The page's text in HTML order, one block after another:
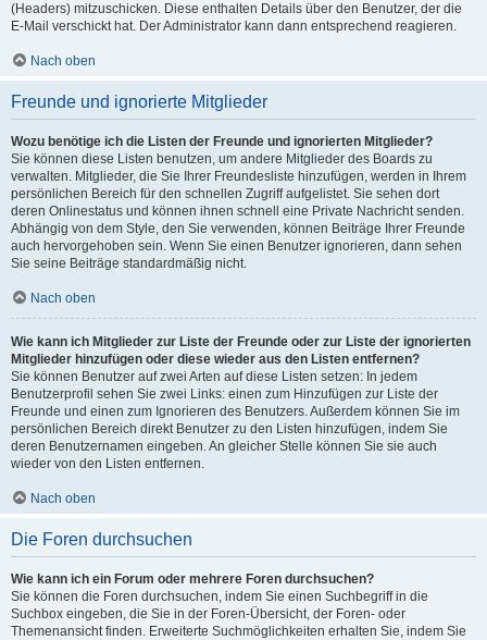
(Headers) mitzuschicken. Diese enthalten Details über den Benutzer, der die
E-Mail verschickt hat. Der Administrator kann dann entsprechend reagieren.
Nach oben
Freunde und ignorierte Mitglieder
Wozu benötige ich die Listen der Freunde und ignorierten Mitglieder?
Sie können diese Listen benutzen, um andere Mitglieder des Boards zu
verwalten. Mitglieder, die Sie Ihrer Freundesliste hinzufügen, werden in Ihrem
persönlichen Bereich für den schnellen Zugriff aufgelistet. Sie sehen dort
deren Onlinestatus und können ihnen schnell eine Private Nachricht senden.
Abhängig von dem Style, den Sie verwenden, können Beiträge Ihrer Freunde
auch hervorgehoben sein. Wenn Sie einen Benutzer ignorieren, dann sehen
Sie seine Beiträge standardmäßig nicht.
Nach oben
Wie kann ich Mitglieder zur Liste der Freunde oder zur Liste der ignorierten
Mitglieder hinzufügen oder diese wieder aus den Listen entfernen?
Sie können Benutzer auf zwei Arten auf diese Listen setzen: In jedem
Benutzerprofil sehen Sie zwei Links: einen zum Hinzufügen zur Liste der
Freunde und einen zum Ignorieren des Benutzers. Außerdem können Sie im
persönlichen Bereich direkt Benutzer zu den Listen hinzufügen, indem Sie
deren Benutzernamen eingeben. An gleicher Stelle können Sie sie auch
wieder von den Listen entfernen.
Nach oben
Die Foren durchsuchen
Wie kann ich ein Forum oder mehrere Foren durchsuchen?
Sie können die Foren durchsuchen, indem Sie einen Suchbegriff in die
Suchbox eingeben, die Sie in der Foren-Übersicht, der Foren- oder
Themenansicht finden. Erweiterte Suchmöglichkeiten erhalten Sie, indem Sie